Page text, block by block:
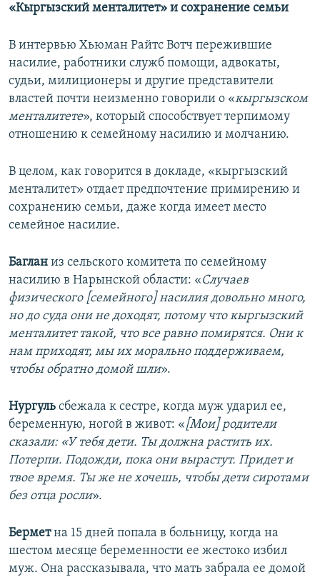
«Кыргызский менталитет» и сохранение семьи
В интервью Хьюман Райтс Вотч пережившие
насилие, работники служб помощи, адвокаты,
судьи, милиционеры и другие представители
властей почти неизменно говорили о «кыргызском
менталитете», который способствует терпимому
отношению к семейному насилию и молчанию.
В целом, как говорится в докладе, «кыргызский
менталитет» отдает предпочтение примирению и
сохранению семьи, даже когда имеет место
семейное насилие.
Баглан из сельского комитета по семейному
насилию в Нарынской области: «Случаев
физического [семейного] насилия довольно много,
но до суда они не доходят, потому что кыргызский
менталитет такой, что все равно помирятся. Они к
нам приходят, мы их морально поддерживаем,
чтобы обратно домой шли».
Нургуль сбежала к сестре, когда муж ударил ее,
беременную, ногой в живот: «[Мои] родители
сказали: «У тебя дети. Ты должна растить их.
Потерпи. Подожди, пока они вырастут. Придет и
твое время. Ты же не хочешь, чтобы дети сиротами
без отца росли».
Берметна 15 дней попала в больницу, когда на
шестом месяце беременности ее жестоко избил
муж. Она рассказывала, что мать забрала ее домой